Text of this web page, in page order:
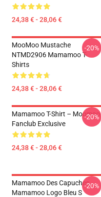
24,38 € - 28,06 €
MooMoo Mustache
NTMD2906 Mamamoo T-
Shirts
24,38 € - 28,06 €
-20%
Mamamoo T-Shirt – Moomoo
Fanclub Exclusive
24,38 € - 28,06 €
-20%
Mamamoo Des Capuches...
Mamamoo Logo Bleu S
-20%